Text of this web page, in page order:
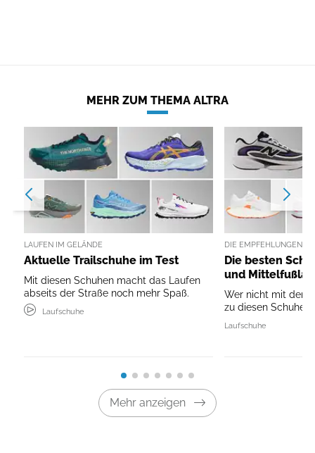
MEHR ZUM THEMA ALTRA
LAUFEN IM GELÄNDE
Aktuelle Trailschuhe im Test
Mit diesen Schuhen macht das Laufen
abseits der Straße noch mehr Spaß.
Laufschuhe
DIE EMPFEHLUNGEN
Die besten
und
Wer nicht mit der
zu diesen Schuhen.
Laufschuhe
Mehr anzeigen